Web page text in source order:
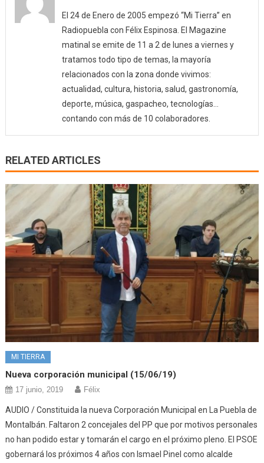
El 24 de Enero de 2005 empezó “Mi Tierra” en
Radiopuebla con Félix Espinosa. El Magazine
matinal se emite de 11 a 2 de lunes a viernes y
tratamos todo tipo de temas, la mayoría
relacionados con la zona donde vivimos:
actualidad, cultura, historia, salud, gastronomía,
deporte, música, gaspacheo, tecnologías…
contando con más de 10 colaboradores.
RELATED ARTICLES
MI TIERRA
Nueva corporación municipal (15/06/19)
17 junio, 2019 Félix
AUDIO / Constituida la nueva Corporación Municipal en La Puebla de
Montalbán. Faltaron 2 concejales del PP que por motivos personales
no han podido estar y tomarán el cargo en el próximo pleno. El PSOE
gobernará los próximos 4 años con Ismael Pinel como alcalde